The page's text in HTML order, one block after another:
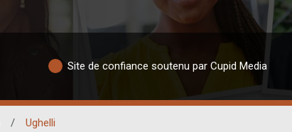
Site de confiance soutenu par Cupid Media
/ Ughelli